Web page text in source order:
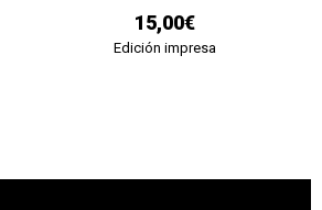
15,00€
Edición impresa